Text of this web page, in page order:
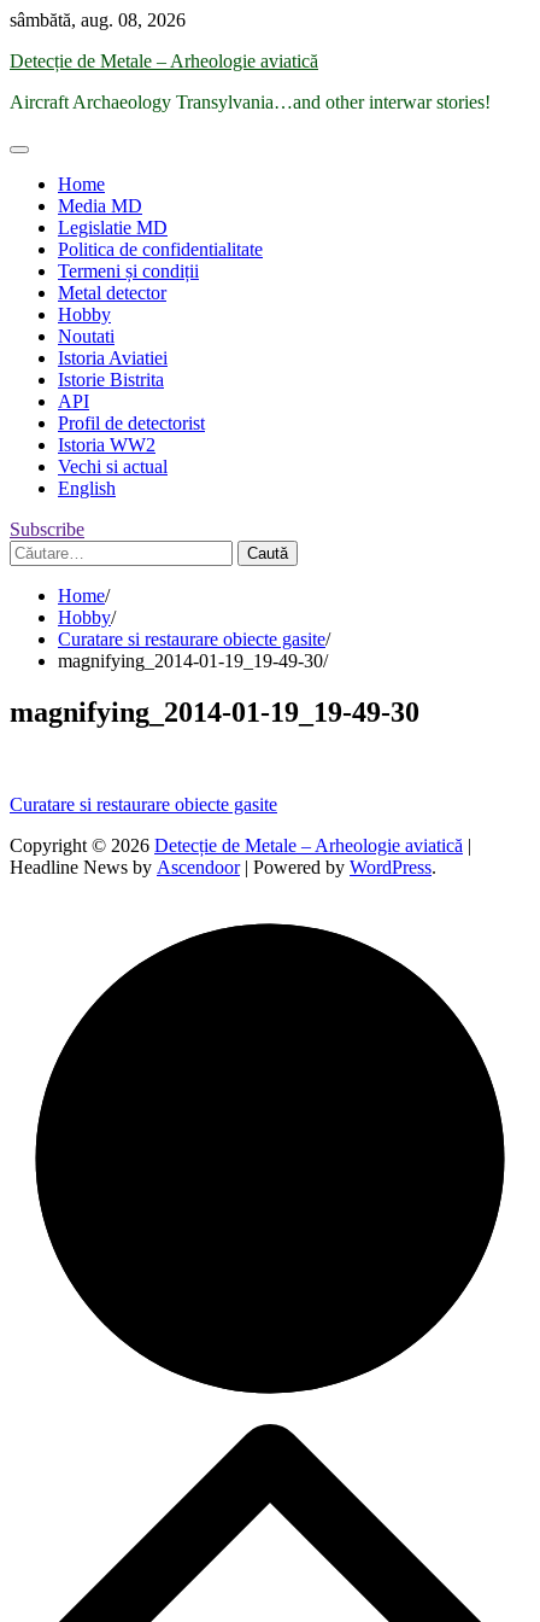
Skip
content
sâmbătă, aug. 08, 2026
Detecție de Metale – Arheologie aviatică
Aircraft Archaeology Transylvania…and other interwar stories!
Home
Media MD
Legislatie MD
Politica de confidentialitate
Termeni și condiții
Metal detector
Hobby
Noutati
Istoria Aviatiei
Istorie Bistrita
API
Profil de detectorist
Istoria WW2
Vechi si actual
English
Subscribe
Caută
după:
Home
Hobby
Curatare si restaurare obiecte gasite
magnifying_2014-01-19_19-49-30
magnifying_2014-01-19_19-49-30
Navigare
în
articole
Curatare si restaurare obiecte gasite
Copyright © 2026 Detecție de Metale – Arheologie aviatică |
Headline News by Ascendoor| Powered by WordPress.